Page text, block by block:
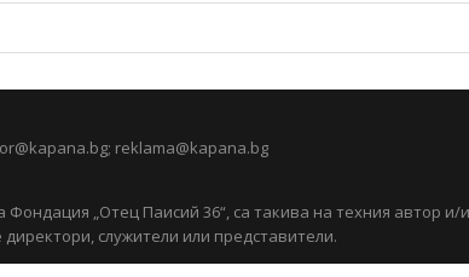
; reklama@kapana.bg
„Отец Паисий 36“, са такива на техния автор и/
служители или представители.